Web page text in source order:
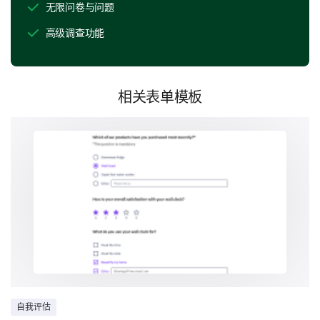
Customer Support Experience
Given the importance of efficient and helpful
On a scale of 1-5, how would you rate our
customer service, with 1 being 'Very
Unsatisfactory' and 5 being 'Very Satisfactory'?
3 4 5
Can you provide a detailed description of a
recent experience with our customer service?
无限问卷与问题
高级调查功能
相关表单模板
自我评估